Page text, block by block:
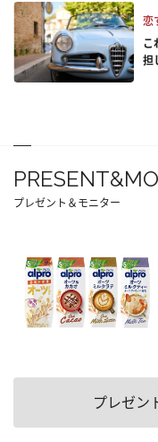
恋
こ
担
プレゼント＆モニター
プレゼン